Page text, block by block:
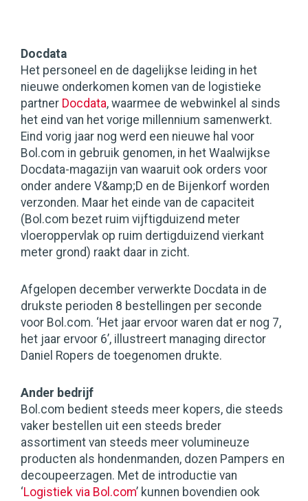
Docdata
Het personeel en de dagelijkse leiding in het
nieuwe onderkomen komen van de logistieke
partner Docdata, waarmee de webwinkel al sinds
het eind van het vorige millennium samenwerkt.
Eind vorig jaar nog werd een nieuwe hal voor
Bol.com in gebruik genomen, in het Waalwijkse
Docdata-magazijn van waaruit ook orders voor
onder andere V&amp;D en de Bijenkorf worden
verzonden. Maar het einde van de capaciteit
(Bol.com bezet ruim vijftigduizend meter
vloeroppervlak op ruim dertigduizend vierkant
meter grond) raakt daar in zicht.
Afgelopen december verwerkte Docdata in de
drukste perioden 8 bestellingen per seconde
voor Bol.com. ‘Het jaar ervoor waren dat er nog 7,
het jaar ervoor 6’, illustreert managing director
Daniel Ropers de toegenomen drukte.
Ander bedrijf
Bol.com bedient steeds meer kopers, die steeds
vaker bestellen uit een steeds breder
assortiment van steeds meer volumineuze
producten als hondenmanden, dozen Pampers en
decoupeerzagen. Met de introductie van
‘Logistiek via Bol.com’ kunnen bovendien ook